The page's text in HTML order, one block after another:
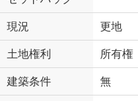
現況 更地
土地権利 所有権
建築条件 無